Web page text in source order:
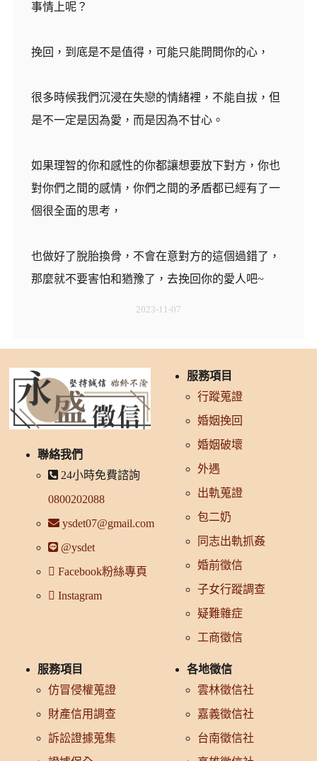
事情上呢？
挽回，到底是不是值得，可能只能問問你的心，
很多時候我們沉浸在失戀的情緒裡，不能自拔，但
是不一定是因為愛，而是因為不甘心。
如果理智的你和感性的你都讓想要放下對方，你也
對你們之間的感情，你們之間的矛盾都已經有了一
個很全面的思考，
也做好了脫胎換骨，不會在意對方的這個過錯了，
那麼就不要害怕和猶豫了，去挽回你的愛人吧~
2023-11-07
聯絡我們
24小時免費諮詢
0800202088
ysdet07@gmail.com
@ysdet
Facebook粉絲專頁
Instagram
服務項目
行蹤蒐證
婚姻挽回
婚姻破壞
外遇
出軌蒐證
包二奶
同志出軌抓姦
婚前徵信
子女行蹤調查
疑難雜症
工商徵信
服務項目
仿冒侵權蒐證
財產信用調查
訴訟證據蒐集
各地徵信
雲林徵信社
嘉義徵信社
台南徵信社